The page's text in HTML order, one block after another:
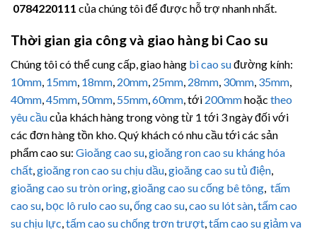
0784220111 của chúng tôi để được hỗ trợ nhanh nhất.
Thời gian gia công và giao hàng bi Cao su
Chúng tôi có thể cung cấp, giao hàng bi cao suđường kính:
10mm, 15mm, 18mm, 20mm, 25mm, 28mm, 30mm, 35mm,
40mm,45mm, 50mm, 55mm,60mm, tới 200mmhoặc theo
yêu cầucủa khách hàng trong vòng từ 1 tới 3 ngày đối với
các đơn hàng tồn kho. Quý khách có nhu cầu tới các sản
phẩm cao su: Gioăng cao su,gioăng ron cao su kháng hóa
chất,gioăng ron cao su chịu dầu,gioăng cao su tủ điện,
gioăng cao su tròn oring,gioăng cao su cống bê tông, tấm
cao su, bọc lô rulo cao su,ống cao su,cao su lót sàn,tấm cao
su chịu lực,tấm cao su chống trơn trượt,tấm cao su giảm va